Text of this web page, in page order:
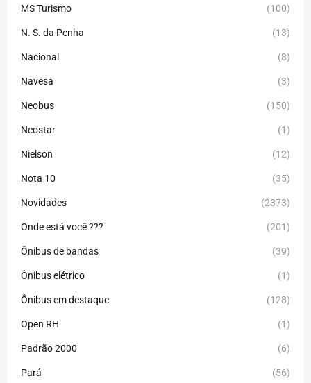
MS Turismo (100)
N. S. da Penha (13)
Nacional (8)
Navesa (3)
Neobus (150)
Neostar (1)
Nielson (12)
Nota 10 (35)
Novidades (2373)
Onde está você ??? (201)
Ônibus de bandas (39)
Ônibus elétrico (1)
Ônibus em destaque (128)
Open RH (1)
Padrão 2000 (6)
Pará (56)